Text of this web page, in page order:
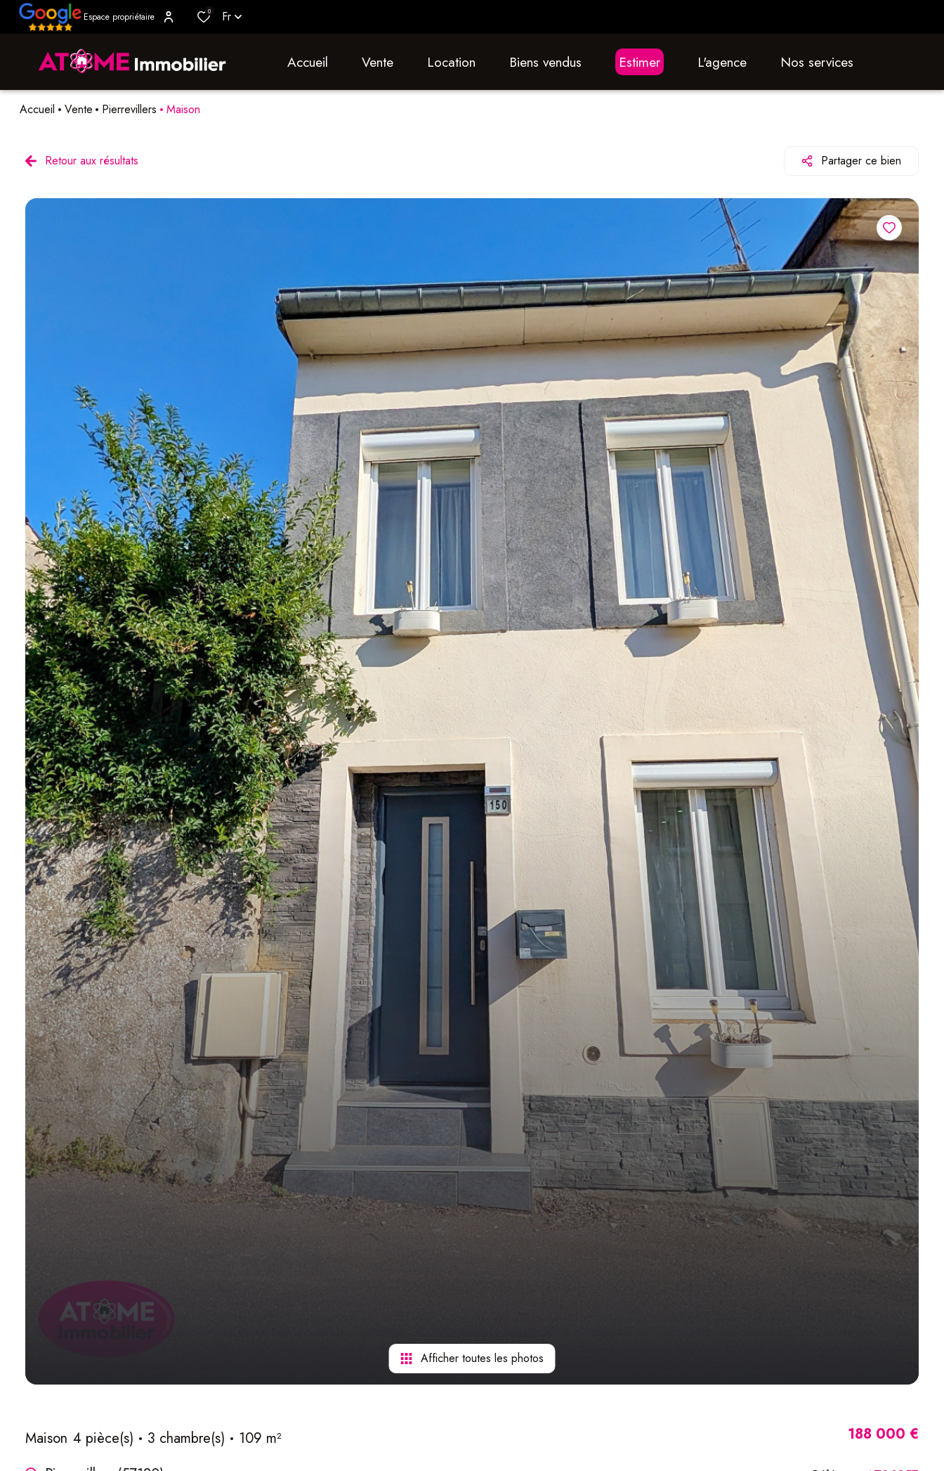
Espace propriétaire 0 Fr
accueil vente location biens vendus estimer L'agence nos services
Accueil Vente Pierrevillers Maison
Retour aux résultats Partager ce bien
Afficher toutes les photos
Maison 4 pièce(s) 3 chambre(s)
109 m²
188 000 €